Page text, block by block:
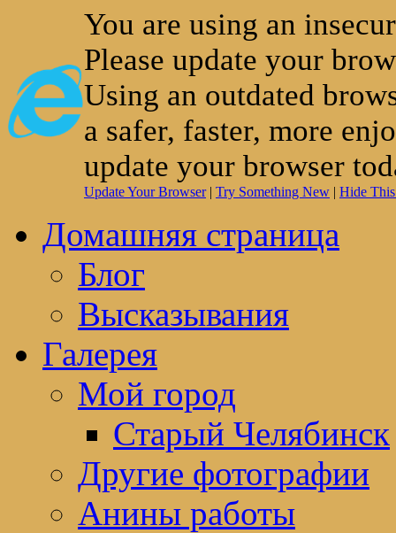
You are using an
Please update your
Using an outdated
a safer, faster, more
update your browser
Update Your Browser| Try Something New | Hide
Домашняя страница
Блог
Высказывания
Галерея
Мой город
Старый Челябинск
Другие фотографии
Анины работы